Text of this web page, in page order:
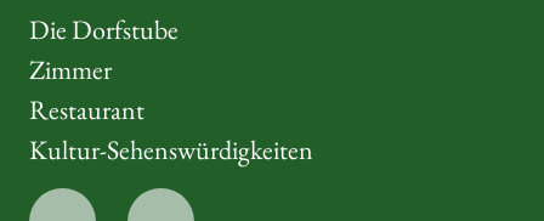
Die Dorfstube
Zimmer
Restaurant
Kultur-Sehenswürdigkeiten